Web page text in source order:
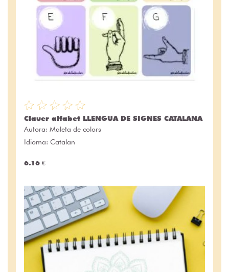
Clauer alfabet LLENGUA DE SIGNES CATALANA
Autora: Maleta de colors
Idioma: Catalan
6.16 €